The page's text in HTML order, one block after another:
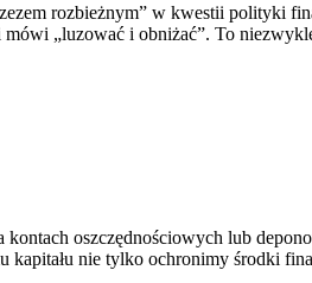
rozbieżnym” w kwestii polityki
„luzować i obniżać”. To
oszczędnościowych lub
nie tylko ochronimy środki